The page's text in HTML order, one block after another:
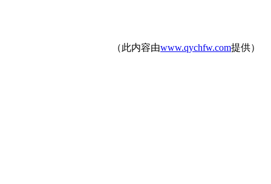
（此内容由www.qychfw.com提供）